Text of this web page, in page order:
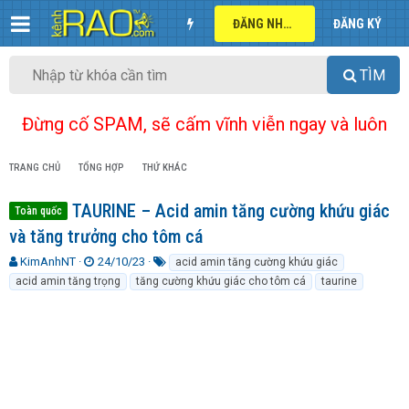
ĐĂNG NHẬP ĐĂNG KÝ
TÌM
Đừng cố SPAM, sẽ cấm vĩnh viễn ngay và luôn
TRANG CHỦ TỔNG HỢP THỨ KHÁC
Toàn quốc
TAURINE – Acid amin tăng cường khứu giác
và tăng trưởng cho tôm cá
T
h
r
KimAnhNT
N
g
à
24/10/23
ừ
k
acid amin tăng cường khứu giác
acid amin tăng trọng
tăng cường khứu giác cho tôm cá taurine